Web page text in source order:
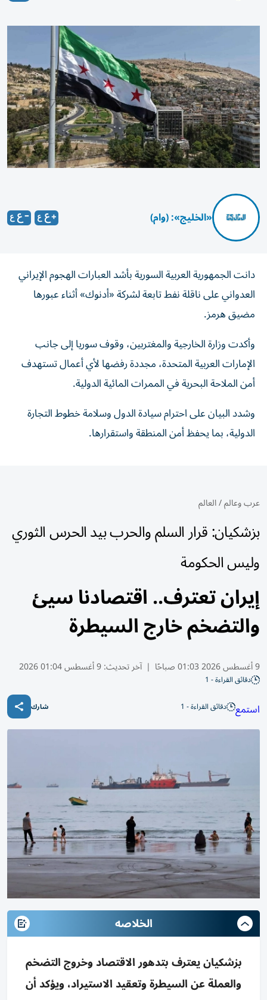
«الخليج»: (وام)
دانت الجمهورية العربية السورية بأشد العبارات الهجوم الإيراني
العدواني على ‏ناقلة نفط تابعة لشركة «أدنوك» أثناء عبورها
مضيق هرمز.‏
وأكدت وزارة الخارجية والمغتربين، وقوف سوريا إلى ‏جانب
الإمارات العربية المتحدة، مجددة رفضها لأي أعمال تستهدف
أمن الملاحة ‏البحرية في الممرات المائية الدولية.‏
وشدد البيان على احترام سيادة الدول وسلامة خطوط التجارة
الدولية، بما ‏يحفظ أمن المنطقة واستقرارها.‏
عرب وعالم/العالم
بزشكيان: قرار السلم والحرب بيد الحرس الثوري
وليس الحكومة
إيران تعترف.. اقتصادنا سيئ
والتضخم خارج السيطرة
9 أغسطس 2026 01:03 صباحًا | آخر تحديث:9 أغسطس 01:04 2026
دقائق القراءة - 1
استمع دقائق القراءة - 1 شارك
الخلاصه
بزشكيان يعترف بتدهور الاقتصاد وخروج التضخم
والعملة عن السيطرة وتعقيد الاستيراد، ويؤكد أن